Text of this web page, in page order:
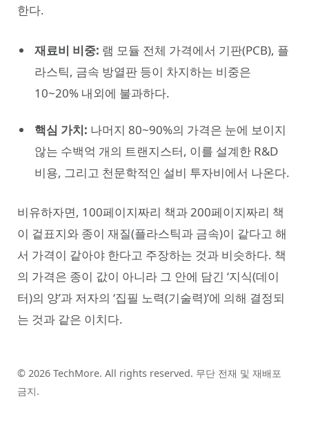
한다.
재료비 비중: 램 모듈 전체 가격에서 기판(PCB), 플
라스틱, 금속 방열판 등이 차지하는 비중은
10~20% 내외에 불과하다.
핵심 가치: 나머지 80~90%의 가격은 눈에 보이지
않는 수백억 개의 트랜지스터, 이를 설계한 R&D
비용, 그리고 천문학적인 설비 투자비에서 나온다.
비유하자면, 100페이지짜리 책과 200페이지짜리 책
이 겉표지와 종이 재질(플라스틱과 금속)이 같다고 해
서 가격이 같아야 한다고 주장하는 것과 비슷하다. 책
의 가격은 종이 값이 아니라 그 안에 담긴 ‘지식(데이
터)의 양’과 저자의 ‘집필 노력(기술력)’에 의해 결정되
는 것과 같은 이치다.
© 2026 TechMore. All rights reserved. 무단 전재 및 재배포
금지.